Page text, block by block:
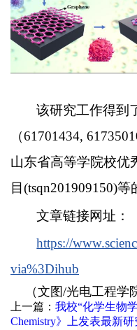
该研究工作得到
（61701434,
山东省高等学院校优
目(tsqn201909150)等
文章链接网址：
https://
via%3Dihub
（文图/光电工程
上一篇： 我校“化学生物
Chemistry》上发表最新